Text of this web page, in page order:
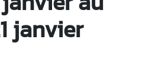
janvier